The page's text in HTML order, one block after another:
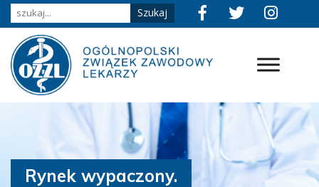
Rynek wypaczony.